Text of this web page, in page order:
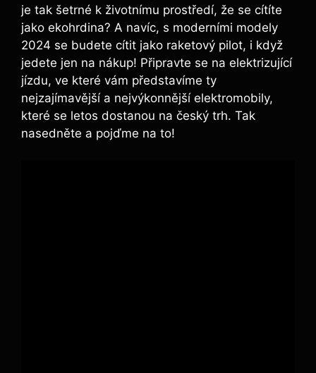
je tak šetrné k životnímu prostředí, že se cítíte
jako ekohrdina? A navíc, s moderními modely
2024 se budete cítit jako raketový pilot, i když
jedete jen na nákup! Připravte se na elektrizující
jízdu, ve které vám představíme ty
nejzajímavější a nejvýkonnější elektromobily,
které se letos dostanou na český trh. Tak
nasedněte a pojďme na to!